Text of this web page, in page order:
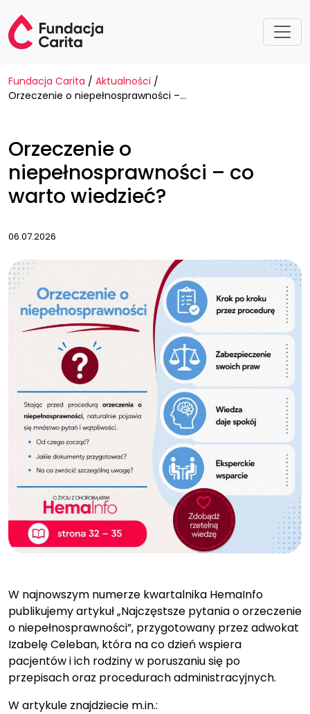
Fundacja Carita / Aktualności /
Orzeczenie o niepełnosprawności – co warto wiedzieć?
Orzeczenie o
niepełnosprawności – co
warto wiedzieć?
06.07.2026
W najnowszym numerze kwartalnika HemaInfo
publikujemy artykuł „Najczęstsze pytania o orzeczenie
o niepełnosprawności”, przygotowany przez adwokat
Izabelę Celeban, która na co dzień wspiera
pacjentów i ich rodziny w poruszaniu się po
przepisach oraz procedurach administracyjnych.
W artykule znajdziecie m.in.: